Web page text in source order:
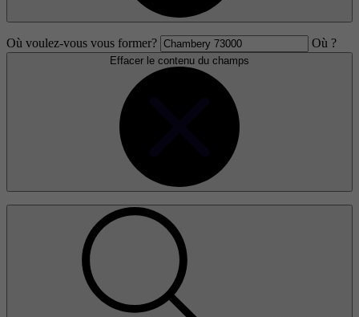
Où voulez-vous vous former? Où ?
Effacer le contenu du champs